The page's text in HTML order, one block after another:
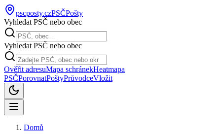
pscposty.czPSČPošty
Vyhledat PSČ nebo obec
Vyhledat PSČ nebo obec
Ověřit adresuMapa schránekHeatmapa
PSČPorovnatPoštyPrůvodceVložit
Domů